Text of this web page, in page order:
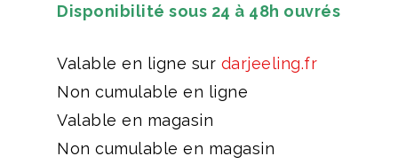
Disponibilité sous 24 à 48h ouvrés
Valable en ligne sur darjeeling.fr
Non cumulable en ligne
Valable en magasin
Non cumulable en magasin